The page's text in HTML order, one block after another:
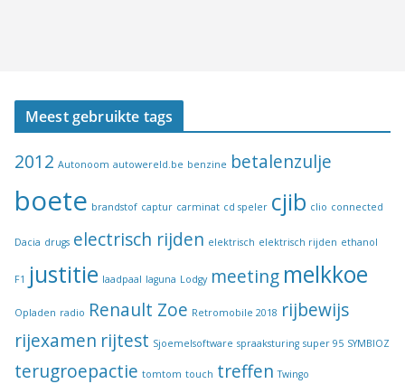
Meest gebruikte tags
2012 Autonoom autowereld.be benzine betalenzulje
boete brandstof captur carminat cd speler cjib clio connected
Dacia drugs electrisch rijden elektrisch elektrisch rijden ethanol
F1 justitie laadpaal laguna Lodgy meeting melkkoe
Opladen radio Renault Zoe Retromobile 2018 rijbewijs
rijexamen rijtest Sjoemelsoftware spraaksturing super 95 SYMBIOZ
terugroepactie tomtom touch treffen Twingo